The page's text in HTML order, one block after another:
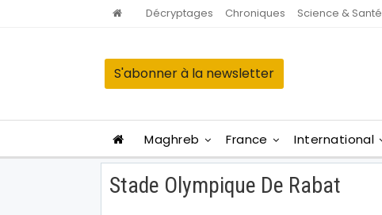
Décryptages Chroniques Science & Santé
S'abonner à la newsletter
Maghreb France International
Stade Olympique De Rabat